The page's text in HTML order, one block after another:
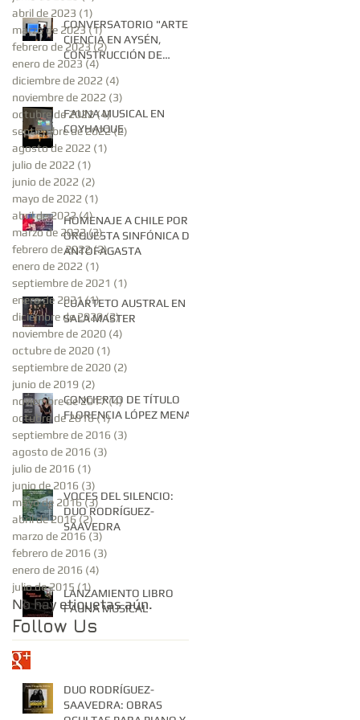
CONVERSATORIO "ARTE Y
CIENCIA EN AYSÉN,
CONSTRUCCIÓN DE
SABERES EN EL SUR
AUSTRAL"
FAUNA MUSICAL EN
COYHAIQUE
HOMENAJE A CHILE POR
ORQUESTA SINFÓNICA DE
ANTOFAGASTA
CUARTETO AUSTRAL EN
SALA MASTER
CONCIERTO DE TÍTULO
FLORENCIA LÓPEZ MENA
VOCES DEL SILENCIO:
DUO RODRÍGUEZ-
SAAVEDRA
LANZAMIENTO LIBRO
FAUNA MUSICAL
DUO RODRÍGUEZ-
SAAVEDRA: OBRAS
Follow Us
No hay etiquetas aún.
abril de 2023 (1)
marzo de 2023 (1)1 entrada
febrero de 2023(2)2 entradas
enero de 2023 (4)
diciembre de 2022 (4)
noviembre de 2022 (3)
octubre de 2022(4)4 entradas
septiembre de 2022(2)
agosto de 2022 (1)
julio de 2022 (1)
junio de 2022 (2)
mayo de 2022 (1)
abril de 2022 (4)4 entradas
marzo de 2022 (3)3 entradas
febrero de 2022 (2)2 entradas
enero de 2022 (1)
septiembre de 2021 (1)
enero de 2021(1)1 entrada
diciembre de 2020(2)2 entradas
noviembre de 2020 (4)
octubre de 2020 (1)
septiembre de 2020 (2)
junio de 2019 (2)
noviembre de 2017 (4) 4 entradas
octubre de 2016(1)1 entrada
septiembre de 2016 (3)
agosto de 2016 (3)
julio de 2016 (1)
junio de 2016 (3)
mayo de 2016(3) 3 entradas
abril de 2016 (2)2 entradas
marzo de 2016 (3)
febrero de 2016 (3)
enero de 2016 (4)
julio de 2015 (1) 1 entrada